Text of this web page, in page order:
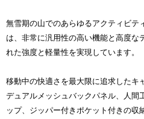
無雪期の山でのあらゆるアクティビテ
は、非常に汎用性の高い機能と高度な
れた強度と軽量性を実現しています。
移動中の快適さを最大限に追求したキ
デュアルメッシュバックパネル、人間
ップ、ジッパー付きポケット付きの収